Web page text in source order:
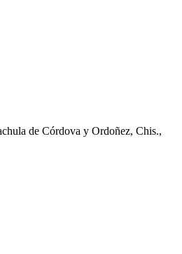
de Córdova y Ordoñez, Chis.,